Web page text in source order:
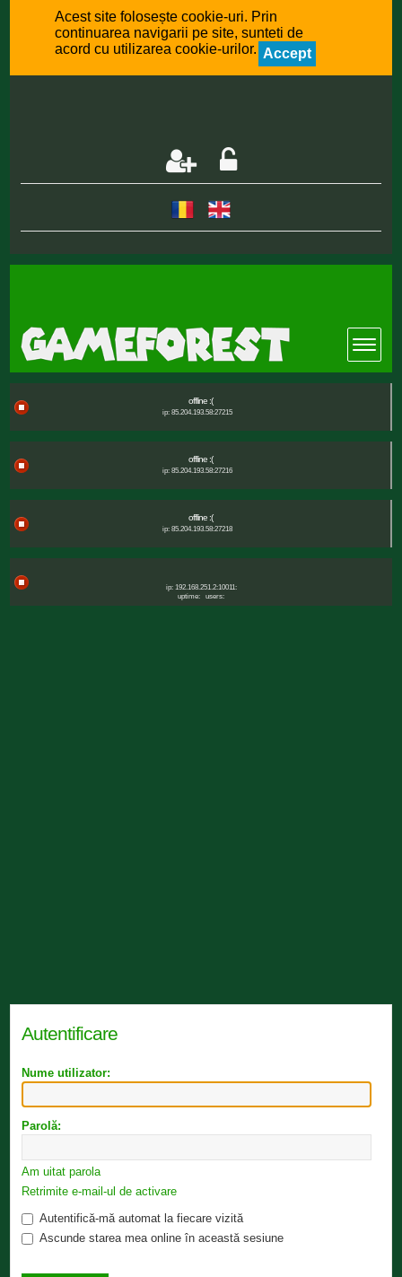
Acest site folosește cookie-uri. Prin
continuarea navigarii pe site, sunteti de
acord cu utilizarea cookie-urilor. Accept
offline :(
ip: 85.204.193.58:27215
offline :(
ip: 85.204.193.58:27216
offline :(
ip: 85.204.193.58:27218
ip: 192.168.251.2:10011:
uptime:
users:
Autentificare
Nume utilizator:
Parolă:
Am uitat parola
Retrimite e-mail-ul de activare
Autentifică-mă automat la fiecare vizită
Ascunde starea mea online în această sesiune